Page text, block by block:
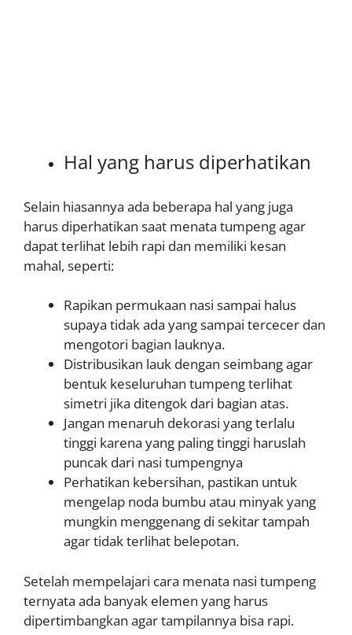
Hal yang harus diperhatikan
Selain hiasannya ada beberapa hal yang juga
harus diperhatikan saat menata tumpeng agar
dapat terlihat lebih rapi dan memiliki kesan
mahal, seperti:
Rapikan permukaan nasi sampai halus
supaya tidak ada yang sampai tercecer dan
mengotori bagian lauknya.
Distribusikan lauk dengan seimbang agar
bentuk keseluruhan tumpeng terlihat
simetri jika ditengok dari bagian atas.
Jangan menaruh dekorasi yang terlalu
tinggi karena yang paling tinggi haruslah
puncak dari nasi tumpengnya
Perhatikan kebersihan, pastikan untuk
mengelap noda bumbu atau minyak yang
mungkin menggenang di sekitar tampah
agar tidak terlihat belepotan.
Setelah mempelajari cara menata nasi tumpeng
ternyata ada banyak elemen yang harus
dipertimbangkan agar tampilannya bisa rapi.